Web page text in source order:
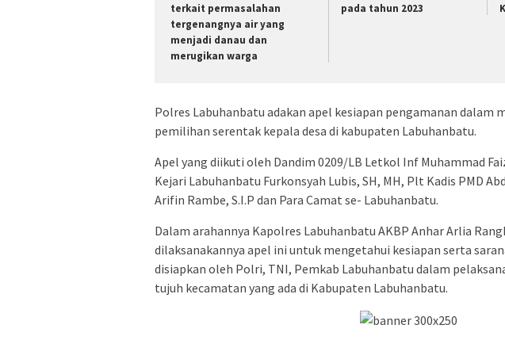
terkait permasalahan
tergenangnya air yang
menjadi danau dan
merugikan warga
pada tahun 2023
Polres Labuhanbatu adakan apel kesiapan pengamanan dalam
pemilihan serentak kepala desa di kabupaten Labuhanbatu.
Apel yang diikuti oleh Dandim 0209/LB Letkol Inf Muhammad
Kejari Labuhanbatu Furkonsyah Lubis, SH, MH, Plt Kadis PMD
Arifin Rambe, S.I.P dan Para Camat se- Labuhanbatu.
Dalam arahannya Kapolres Labuhanbatu AKBP Anhar Arlia
dilaksanakannya apel ini untuk mengetahui kesiapan serta
disiapkan oleh Polri, TNI, Pemkab Labuhanbatu dalam
tujuh kecamatan yang ada di Kabupaten Labuhanbatu.